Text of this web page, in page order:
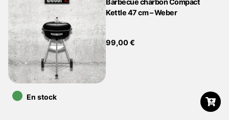
Barbecue charbon Compact
Kettle 47 cm – Weber
99,00€
•En stock